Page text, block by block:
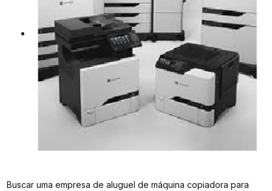
Buscar uma empresa de aluguel de máquina copiadora para